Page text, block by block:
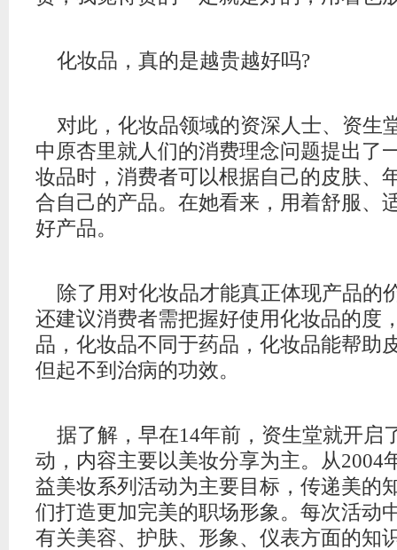
化妆品，真的是越贵越好吗?
对此，化妆品领域的资深人士、资生
中原杏里就人们的消费理念问题提出了
妆品时，消费者可以根据自己的皮肤、
合自己的产品。在她看来，用着舒服、
好产品。
除了用对化妆品才能真正体现产品的
还建议消费者需把握好使用化妆品的度
品，化妆品不同于药品，化妆品能帮助
但起不到治病的功效。
据了解，早在14年前，资生堂就开启
动，内容主要以美妆分享为主。从2004
益美妆系列活动为主要目标，传递美的
们打造更加完美的职场形象。每次活动
有关美容、护肤、形象、仪表方面的知